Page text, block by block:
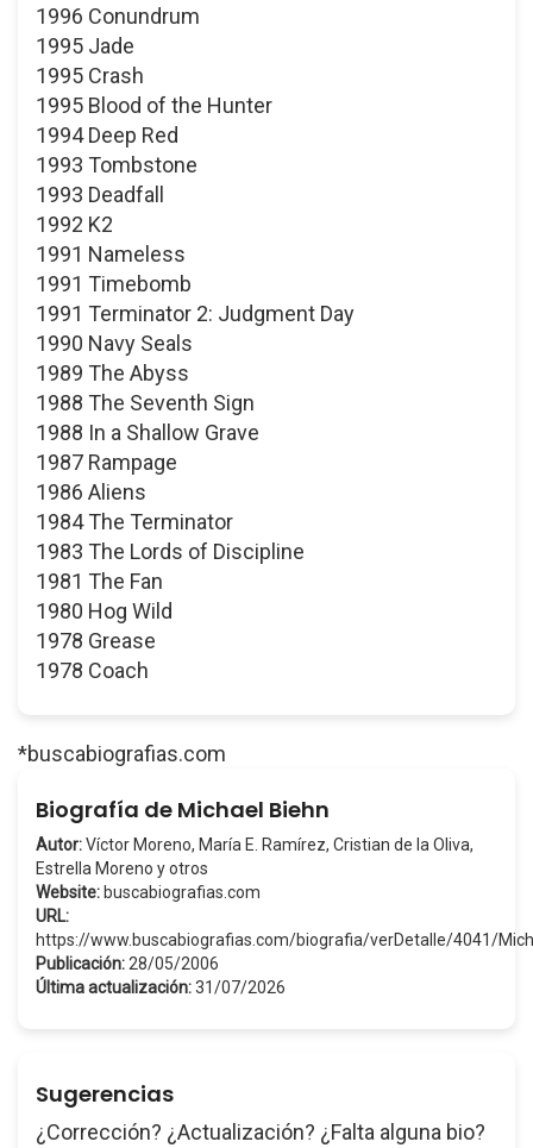
1996 Conundrum
1995 Jade
1995 Crash
1995 Blood of the Hunter
1994 Deep Red
1993 Tombstone
1993 Deadfall
1992 K2
1991 Nameless
1991 Timebomb
1991 Terminator 2: Judgment Day
1990 Navy Seals
1989 The Abyss
1988 The Seventh Sign
1988 In a Shallow Grave
1987 Rampage
1986 Aliens
1984 The Terminator
1983 The Lords of Discipline
1981 The Fan
1980 Hog Wild
1978 Grease
1978 Coach
*buscabiografias.com
Biografía de Michael Biehn
Autor:Víctor Moreno, María E. Ramírez, Cristian de la Oliva,
Estrella Moreno y otros
Website: buscabiografias.com
URL:
https://www.buscabiografias.com/biografia/verDetalle/4041/
Publicación: 28/05/2006
Última actualización:31/07/2026
Sugerencias
¿Corrección? ¿Actualización? ¿Falta alguna bio?